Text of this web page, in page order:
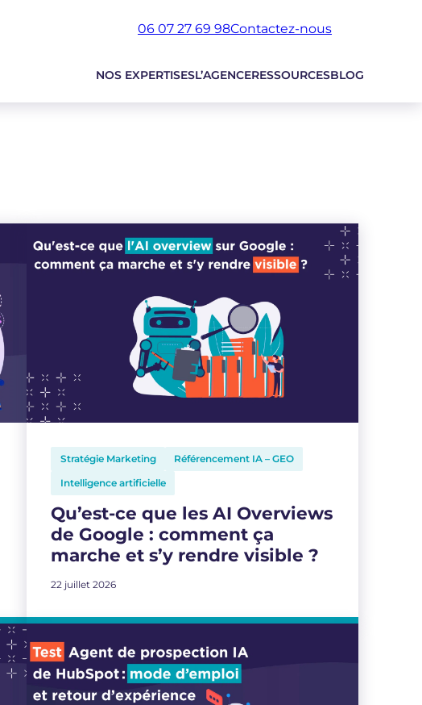
06 07 27 69 98Contactez-nous
NOS EXPERTISESL’AGENCERESSOURCESBLOG
Stratégie Marketing
Référencement IA – GEO
Intelligence artificielle
Qu’est-ce que les AI Overviews
de Google : comment ça
marche et s’y rendre visible ?
22 juillet 2026